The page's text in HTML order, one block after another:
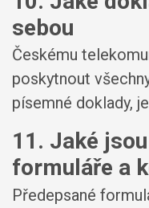
sebou
Českému
poskytnout
písemné doklady,
11. Jaké
formuláře a
Předepsané